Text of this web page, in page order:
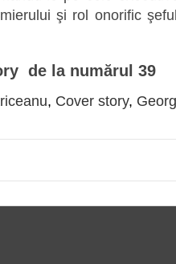
şi rol onorific
de la numărul 39
, Cover story,